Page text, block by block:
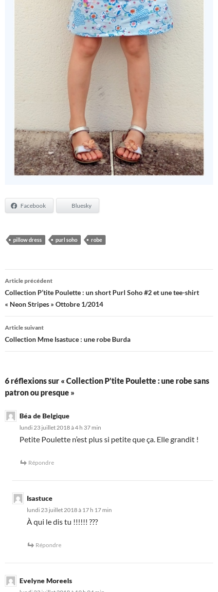
Facebook Bluesky
pillow dress purl soho robe
Navigation
des
articles
Article précédent
Collection P’tite Poulette : un short Purl Soho #2 et une tee-shirt
« Neon Stripes » Ottobre 1/2014
Article suivant
Collection Mme Isastuce : une robe Burda
6 réflexions sur « Collection P’tite Poulette : une robe sans
patron ou presque »
Béa de Belgique
lundi 23 juillet 2018 à 4 h 37 min
Petite Poulette n’est plus si petite que ça. Elle grandit !
Répondre
Isastuce
lundi 23 juillet 2018 à 17 h 17 min
À qui le dis tu !!!!!! ???
Répondre
Evelyne Moreels